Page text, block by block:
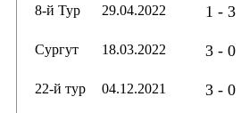
8-й Тур
29.04.2022 1 - 3
Сургут
18.03.2022 3 - 0
22-й тур
04.12.2021 3 - 0